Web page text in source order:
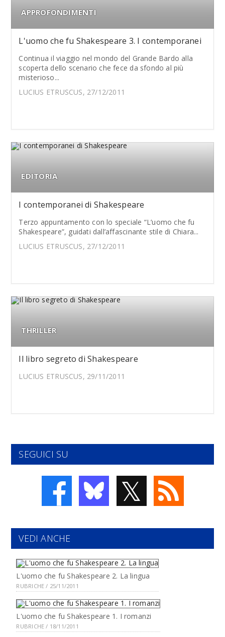
APPROFONDIMENTI
L'uomo che fu Shakespeare 3. I contemporanei
Continua il viaggio nel mondo del Grande Bardo alla
scoperta dello scenario che fece da sfondo al più
misterioso...
LUCIUS ETRUSCUS, 27/12/2011
EDITORIA
I contemporanei di Shakespeare
Terzo appuntamento con lo speciale “L’uomo che fu
Shakespeare”, guidati dall’affascinante stile di Chiara...
LUCIUS ETRUSCUS, 27/12/2011
THRILLER
Il libro segreto di Shakespeare
LUCIUS ETRUSCUS, 29/11/2011
SEGUICI SU
𝕏
VEDI ANCHE
L'uomo che fu Shakespeare 2. La lingua
RUBRICHE / 25/11/2011
L'uomo che fu Shakespeare 1. I romanzi
RUBRICHE / 18/11/2011